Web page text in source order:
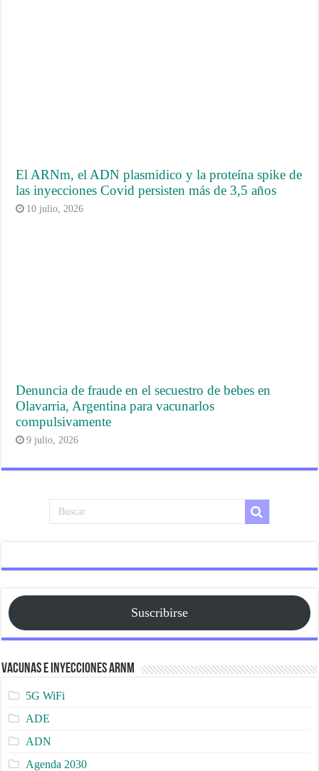
El ARNm, el ADN plasmidico y la proteína spike de
las inyecciones Covid persisten más de 3,5 años
10 julio, 2026
Denuncia de fraude en el secuestro de bebes en
Olavarria, Argentina para vacunarlos
compulsivamente
9 julio, 2026
Suscribirse
Vacunas e Inyecciones ARNm
5G WiFi
ADE
ADN
Agenda 2030